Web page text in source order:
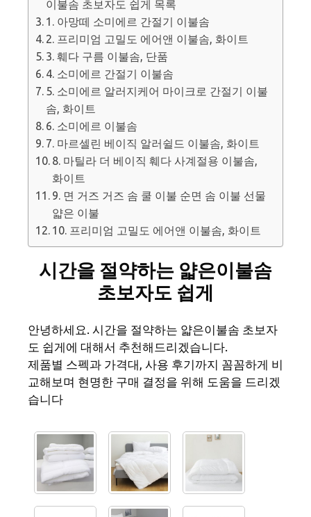
이불솜 초보자도 쉽게 목록
1. 아망떼 소미에르 간절기 이불솜
2. 프리미엄 고밀도 에어앤 이불솜, 화이트
3. 훼다 구름 이불솜, 단품
4. 소미에르 간절기 이불솜
5. 소미에르 알러지케어 마이크로 간절기 이불
솜, 화이트
6. 소미에르 이불솜
7. 마르셀린 베이직 알러쉴드 이불솜, 화이트
8. 마틸라 더 베이직 훼다 사계절용 이불솜,
화이트
9. 면 거즈 거즈 솜 쿨 이불 순면 솜 이불 선물
얇은 이불
10. 프리미엄 고밀도 에어앤 이불솜, 화이트
시간을 절약하는 얇은이불솜
초보자도 쉽게
안녕하세요. 시간을 절약하는 얇은이불솜 초보자
도 쉽게에 대해서 추천해드리겠습니다.
제품별 스펙과 가격대, 사용 후기까지 꼼꼼하게 비
교해보며 현명한 구매 결정을 위해 도움을 드리겠
습니다